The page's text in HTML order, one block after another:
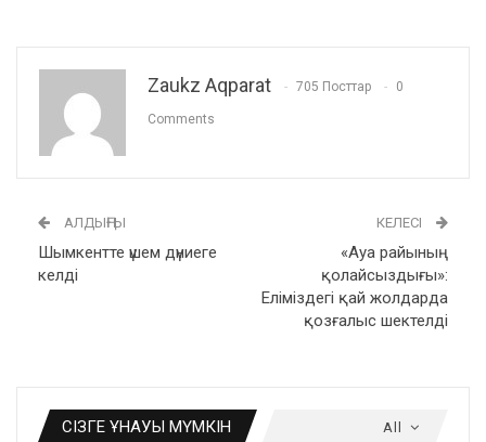
Zaukz Aqparat 705 Посттар 0
Comments
АЛДЫҢҒЫ
Шымкентте үшем дүниеге
келді
КЕЛЕСІ
«Ауа райының
қолайсыздығы»:
Еліміздегі қай жолдарда
қозғалыс шектелді
All
СІЗГЕ ҰНАУЫ МҮМКІН